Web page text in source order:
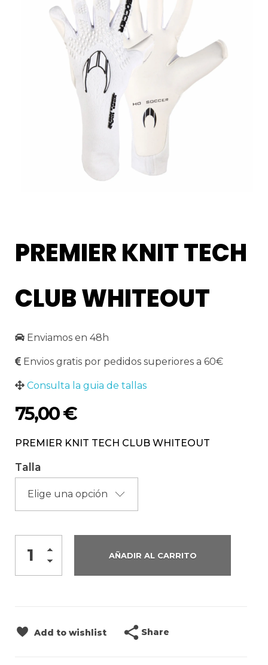
PREMIER KNIT TECH
CLUB WHITEOUT
Enviamos en 48h
Envios gratis por pedidos superiores a 60€
Consulta la guia de tallas
75,00€
PREMIER KNIT TECH CLUB WHITEOUT
Talla
AÑADIR AL CARRITO
Add to wishlist Share